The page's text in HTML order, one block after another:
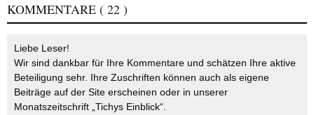
KOMMENTARE ( 22 )
Liebe Leser!
Wir sind dankbar für Ihre Kommentare und schätzen Ihre aktive
Beteiligung sehr. Ihre Zuschriften können auch als eigene
Beiträge auf der Site erscheinen oder in unserer
Monatszeitschrift „Tichys Einblick“.